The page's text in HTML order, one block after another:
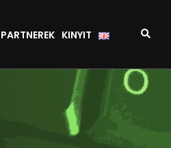
PARTNEREK KINYIT